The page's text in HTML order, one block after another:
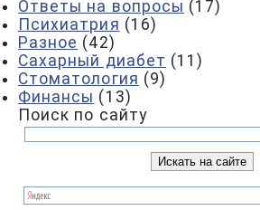
Ответы на вопросы (17)
Психиатрия (16)
Разное (42)
Сахарный диабет (11)
Стоматология (9)
Финансы (13)
Поиск по сайту